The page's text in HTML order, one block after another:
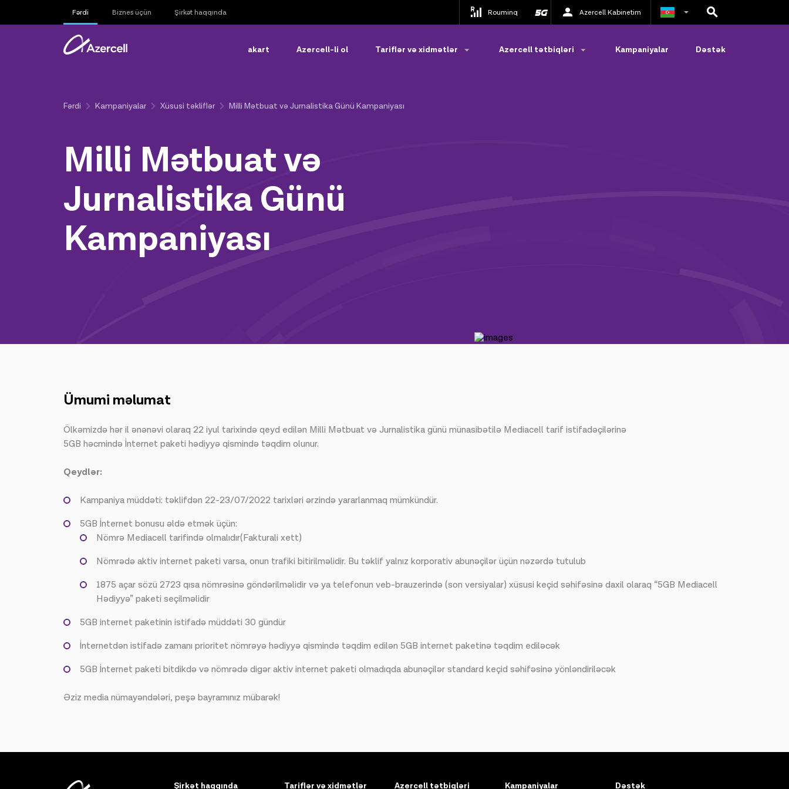
Fərdi Biznes üçün Şirkət haqqında Rouminq Azercell Kabinetim
akart Azercell-li ol Tariflər və xidmətlər Azercell tətbiqləri Kampaniyalar Dəstək
Fərdi Kampaniyalar Xüsusi təkliflər Milli Mətbuat və Jurnalistika Günü Kampaniyası
Milli Mətbuat və
Jurnalistika Günü
Kampaniyası
Ümumi məlumat
Ölkəmizdə hər il ənənəvi olaraq 22 iyul tarixində qeyd edilən Milli Mətbuat və Jurnalistika günü münasibətilə Mediacell tarif istifadəçilərinə
5GB həcmində İnternet paketi hədiyyə qismində təqdim olunur.
Qeydlər:
Kampaniya müddəti: təklifdən 22-23/07/2022 tarixləri ərzində yararlanmaq mümkündür.
5GB İnternet bonusu əldə etmək üçün:
Nömrə Mediacell tarifində olmalıdır(Fakturali xett)
Nömrədə aktiv internet paketi varsa, onun trafiki bitirilməlidir. Bu təklif yalnız korporativ abunəçilər üçün nəzərdə tutulub
1875 açar sözü 2723 qısa nömrəsinə göndərilməlidir və ya telefonun veb-brauzerində (son versiyalar) xüsusi keçid səhifəsinə daxil olaraq “5GB Mediacell
Hədiyyə” paketi seçilməlidir
5GB internet paketinin istifadə müddəti 30 gündür
İnternetdən istifadə zamanı prioritet nömrəyə hədiyyə qismində təqdim edilən 5GB internet paketinə təqdim ediləcək
5GB İnternet paketi bitdikdə və nömrədə digər aktiv internet paketi olmadıqda abunəçilər standard keçid səhifəsinə yönləndiriləcək
Əziz media nümayəndələri, peşə bayramınız mübarək!
Şirkət haqqında Tariflər və xidmətlər Azercell tətbiqləri Kampaniyalar Dəstək